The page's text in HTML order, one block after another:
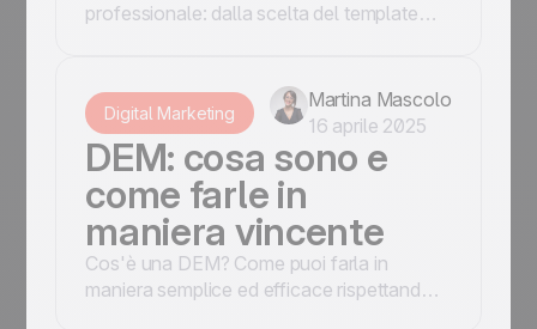
professionale: dalla scelta del template
dei contenuti dinamici. Gli strumenti per una
newsletter efficace.
Digital Marketing
Martina Mascolo
16 aprile 2025
DEM: cosa sono e
come farle in
maniera vincente
Cos'è una DEM? Come puoi farla in
maniera semplice ed efficace rispettando il